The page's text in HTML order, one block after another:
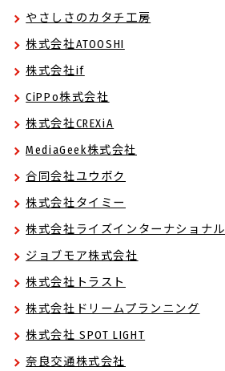
やさしさのカタチ工房
株式会社ATOOSHI
株式会社if
CiPPo株式会社
株式会社CREXiA
MediaGeek株式会社
合同会社ユウボク
株式会社タイミー
株式会社ライズインターナショナル
ジョブモア株式会社
株式会社トラスト
株式会社ドリームプランニング
株式会社 SPOT LIGHT
奈良交通株式会社